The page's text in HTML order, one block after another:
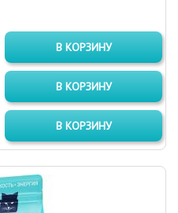
В КОРЗИНУ
В КОРЗИНУ
В КОРЗИНУ